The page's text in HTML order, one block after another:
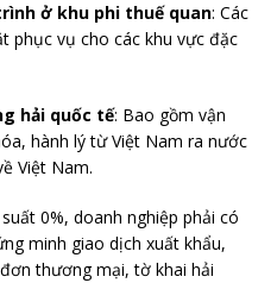
ở khu phi thuế quan: Các
phục vụ cho các khu vực đặc
hải quốc tế: Bao gồm vận
hành lý từ Việt Nam ra nước
Việt Nam.
0%, doanh nghiệp phải có
minh giao dịch xuất khẩu,
thương mại, tờ khai hải